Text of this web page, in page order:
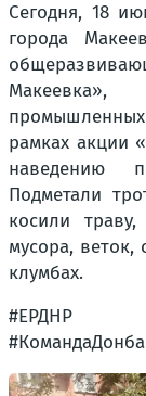
Сегодня, 18
города
Макеевка»,
рамках акции
наведению
Подметали
косили
мусора,
клумбах.
#ЕРДНР